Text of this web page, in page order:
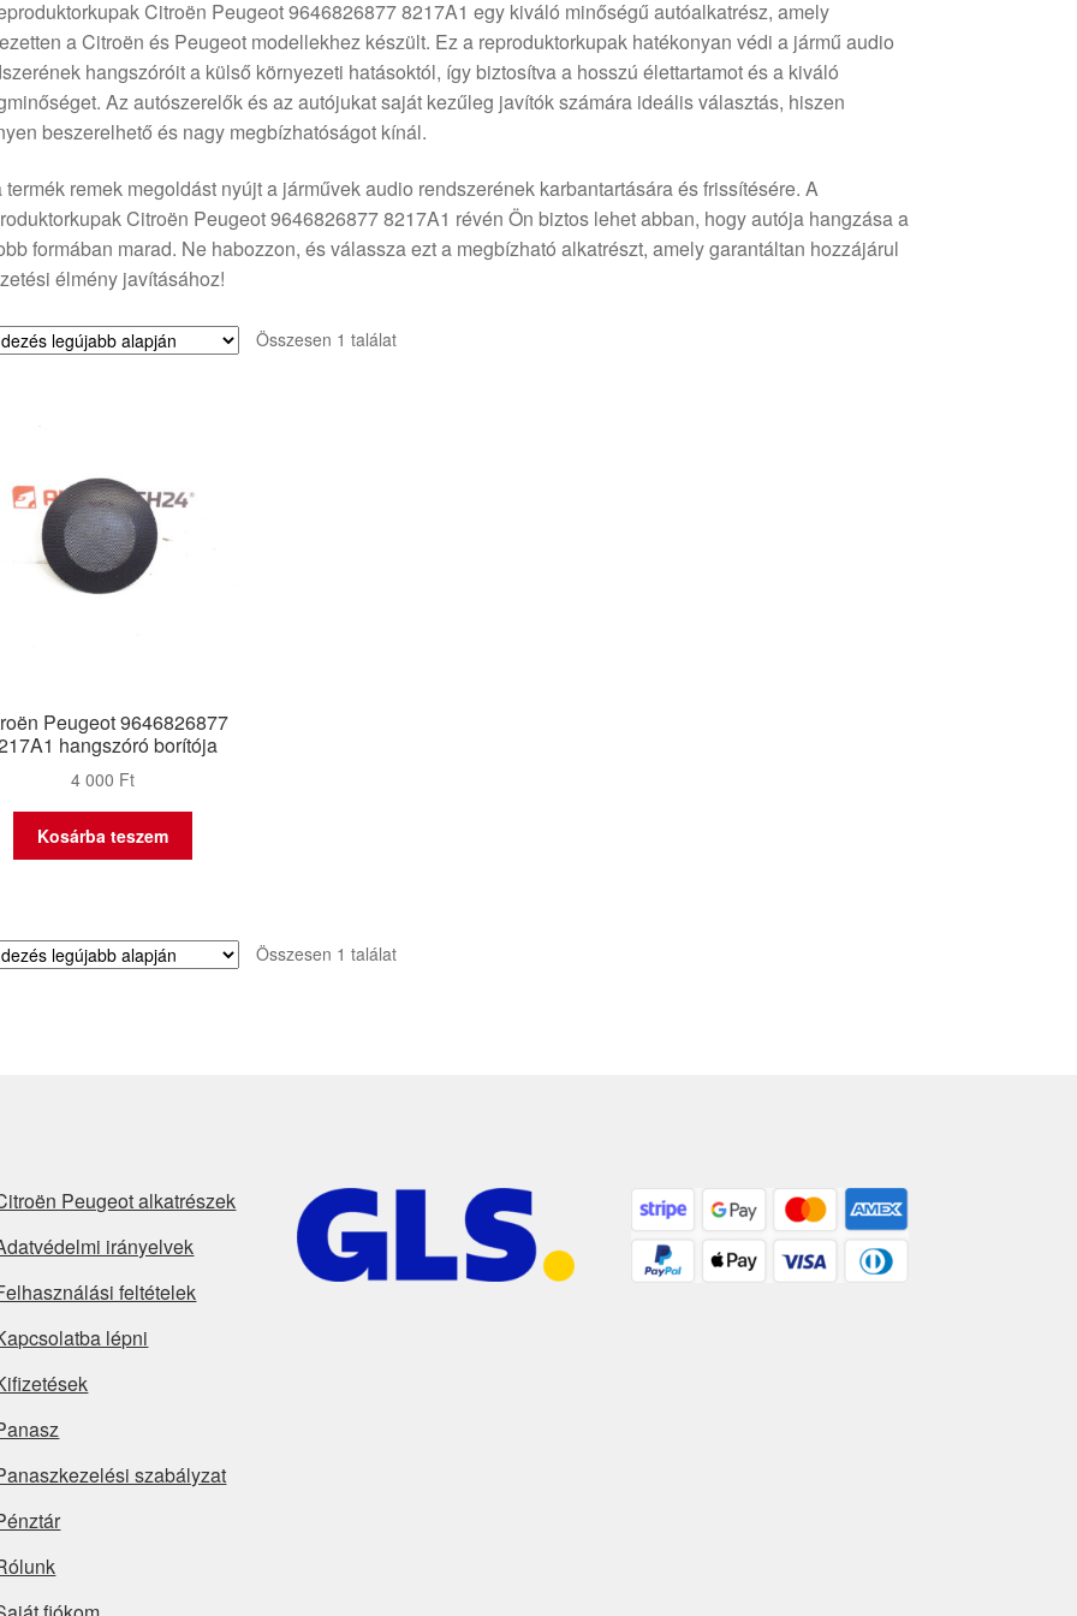
Citroën Peugeot 9646826877 8217A1 egy kiváló minőségű autóalkatrész, amely
a Citroën és Peugeot modellekhez készült. Ez a reproduktorkupak hatékonyan védi a jármű audio
hangszóróit a külső környezeti hatásoktól, így biztosítva a hosszú élettartamot és a kiváló
Az autószerelők és az autójukat saját kezűleg javítók számára ideális választás, hiszen
beszerelhető és nagy megbízhatóságot kínál.
termék remek megoldást nyújt a járművek audio rendszerének karbantartására és frissítésére. A
Citroën Peugeot 9646826877 8217A1 révén Ön biztos lehet abban, hogy autója hangzása a
formában marad. Ne habozzon, és válassza ezt a megbízható alkatrészt, amely garantáltan hozzájárul
élmény javításához!
Összesen 1 találat
Peugeot 9646826877
hangszóró borítója
4 000 Ft
Kosárba teszem
Összesen 1 találat
Peugeot alkatrészek
irányelvek
feltételek
lépni
szabályzat